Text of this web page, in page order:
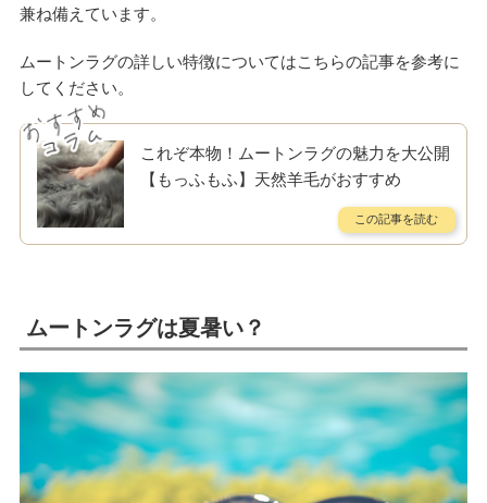
兼ね備えています。
ムートンラグの詳しい特徴についてはこちらの記事を参考に
してください。
これぞ本物！ムートンラグの魅力を大公開
【もっふもふ】天然羊毛がおすすめ
ムートンラグは夏暑い？